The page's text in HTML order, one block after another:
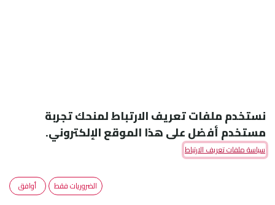
Amoun Pharmaceutical Co. S.A.E
نستخدم ملفات تعريف الارتباط لمنحك تجربة
مستخدم أفضل على هذا الموقع الإلكتروني.
سياسة ملفات تعريف الارتباط
الضروريات فقط أوافق